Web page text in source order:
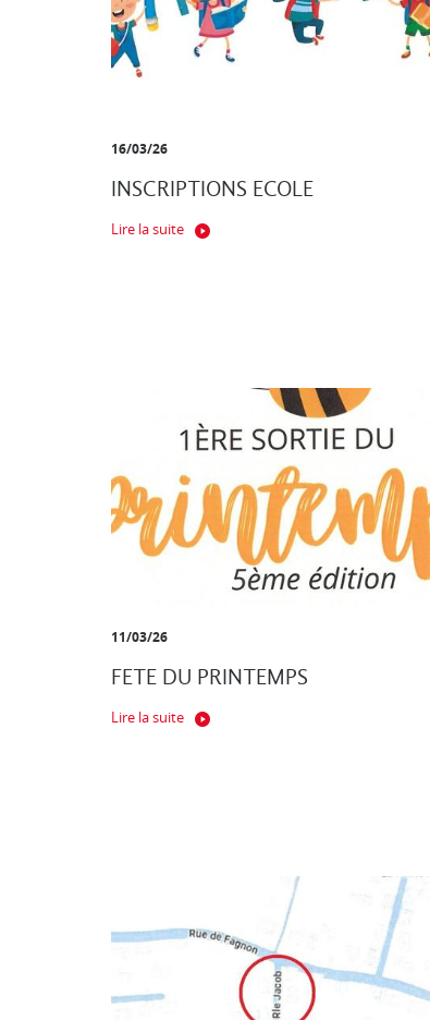
16/03/26
INSCRIPTIONS ECOLE
Lire la suite
11/03/26
FETE DU PRINTEMPS
Lire la suite